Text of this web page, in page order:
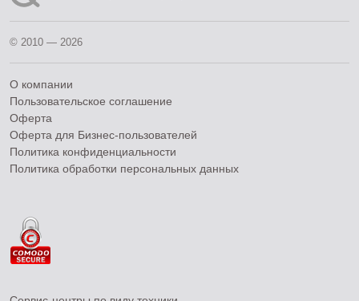
© 2010 — 2026
О компании
Пользовательское соглашение
Оферта
Оферта для Бизнес-пользователей
Политика конфиденциальности
Политика обработки персональных данных